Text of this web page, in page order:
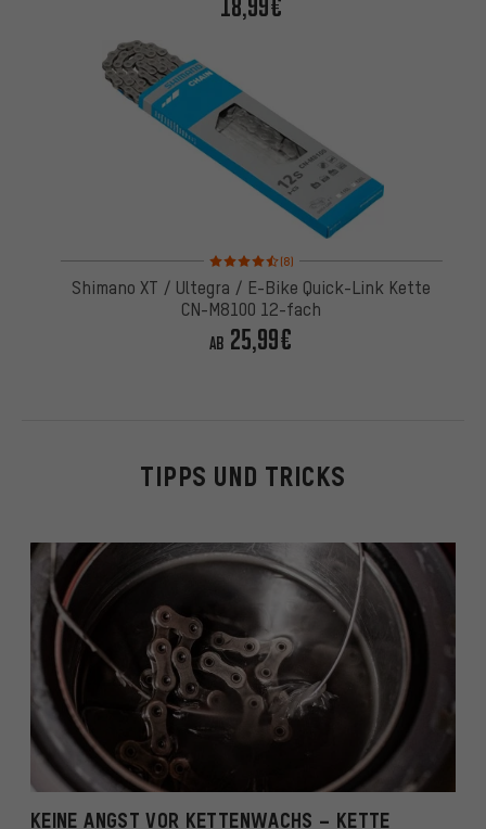
Bewertungen: 4,5 von 5 basierend auf 8
(8)
Shimano XT / Ultegra / E-Bike Quick-Link Kette
CN-M8100 12-fach
AB 25,99€
TIPPS UND TRICKS
KEINE ANGST VOR KETTENWACHS – KETTE